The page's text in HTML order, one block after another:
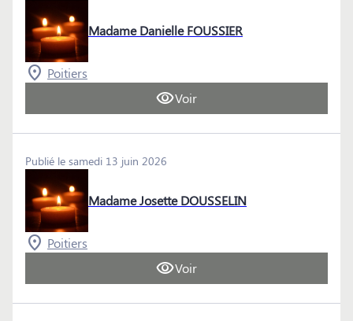
Madame Danielle FOUSSIER
Poitiers
Voir
Publié le samedi 13 juin 2026
Madame Josette DOUSSELIN
Poitiers
Voir